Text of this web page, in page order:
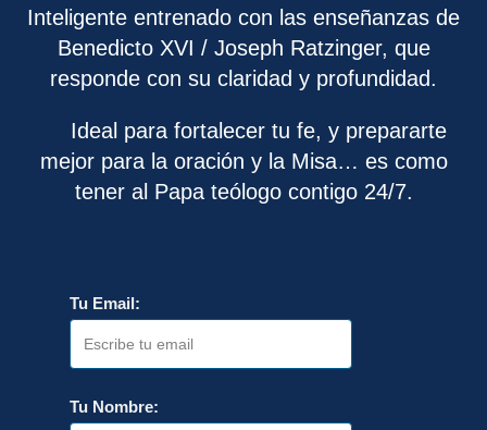
Inteligente entrenado con las enseñanzas de
Benedicto XVI / Joseph Ratzinger, que
responde con su claridad y profundidad.
Ideal para fortalecer tu fe, y prepararte
mejor para la oración y la Misa… es como
tener al Papa teólogo contigo 24/7.
Tu Email:
Tu Nombre: